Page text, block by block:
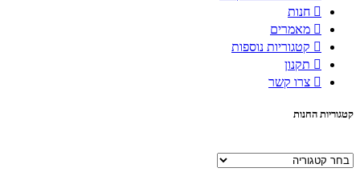
חנות
מאמרים
קטגוריות נוספות
תקנון
צרו קשר
קטגוריות החנות